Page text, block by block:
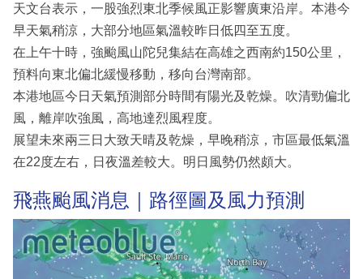
天文台表示，一股強烈東北季候風正影響廣東沿岸。本港今
早天氣稍涼，大部分地區氣溫較昨日低四至五度。
在上午十時，強颱風山陀兒集結在高雄之西南約150公里，
預料向東北偏北緩慢移動，移向台灣南部。
本港地區今日天氣預測部分時間有陽光及乾燥。吹清勁偏北
風，離岸吹強風，高地達烈風程度。
展望未來兩三日大致天晴及乾燥，早晚稍涼，市區最低氣溫
在22度左右，日夜溫差較大。明日風勢仍然頗大。
飛燕颱風消息｜路徑圖及風力預測